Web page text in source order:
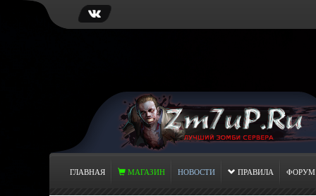
ГЛАВНАЯ МАГАЗИН НОВОСТИ ПРАВИЛА ФОРУМ